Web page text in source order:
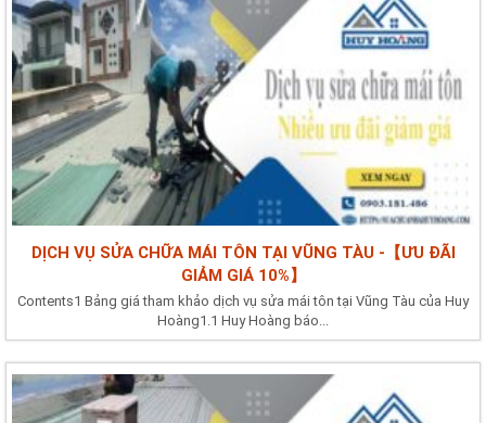
DỊCH VỤ SỬA CHỮA MÁI TÔN TẠI VŨNG TÀU -【ƯU ĐÃI
GIẢM GIÁ 10%】
Contents1 Bảng giá tham khảo dịch vụ sửa mái tôn tại Vũng Tàu của Huy
Hoàng1.1 Huy Hoàng báo...